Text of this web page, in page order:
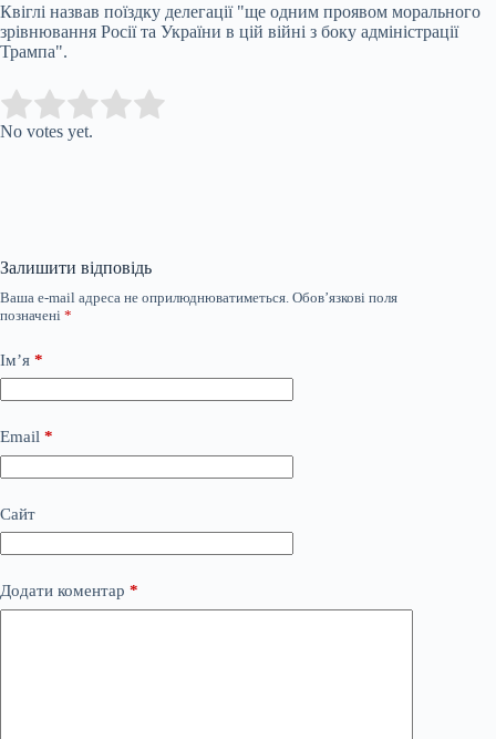
Квіглі назвав поїздку делегації "ще одним проявом морального
зрівнювання Росії та України в цій війні з боку адміністрації
Трампа".
Rate this item:
No votes yet.
Залишити відповідь
Ваша e-mail адреса не оприлюднюватиметься. Обов’язкові поля
позначені *
Ім’я *
Email *
Сайт
Додати коментар *